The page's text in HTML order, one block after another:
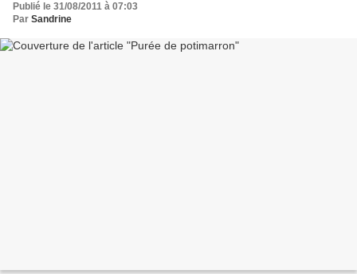
Publié le 31/08/2011 à 07:03
Par Sandrine